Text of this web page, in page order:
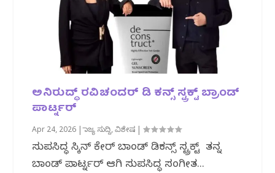
ಅನಿರುದ್ಧ್ ರವಿಚಂದರ್ ಡಿ ಕನ್ಸ್ ಸ್ಟ್ರಕ್ಟ್ ಬ್ರಾಂಡ್
ಪಾರ್ಟ್ನರ್
Apr 24, 2026 |ರಾಜ್ಯ ಸುದ್ದಿ,ವಿಶೇಷ |
ಸುಪ್ರಸಿದ್ಧ ಸ್ಕಿನ್ ಕೇರ್ ಬ್ರಾಂಡ್ ಡಿಕನ್ಸ್ ಸ್ಟ್ರಕ್ಟ್ ತನ್ನ
ಬ್ರಾಂಡ್ ಪಾರ್ಟ್ನರ್ ಆಗಿ ಸುಪ್ರಸಿದ್ಧ ಸಂಗೀತ...